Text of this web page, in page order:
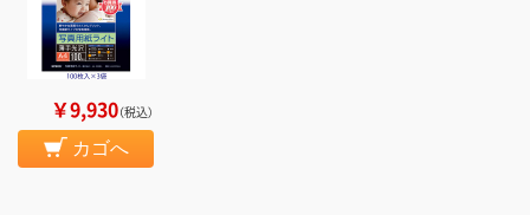
￥9,930（税込）
カゴへ